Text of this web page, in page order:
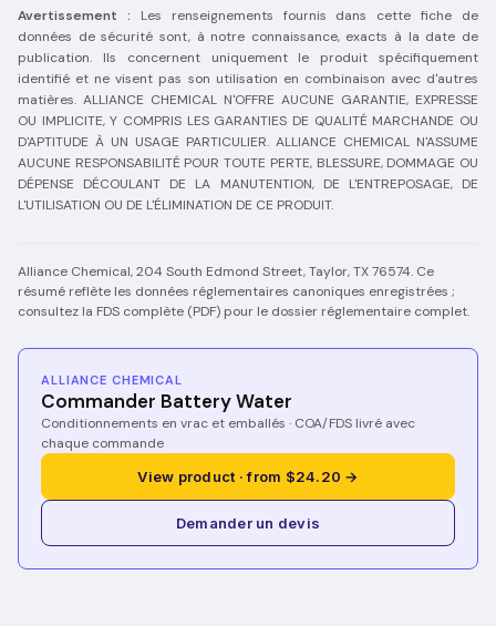
Avertissement :
Les renseignements fournis dans cette fiche de
données de sécurité sont, à notre connaissance, exacts à la date de
publication. Ils concernent uniquement le produit spécifiquement
identifié et ne visent pas son utilisation en combinaison avec d'autres
matières. ALLIANCE CHEMICAL N'OFFRE AUCUNE GARANTIE, EXPRESSE
OU IMPLICITE, Y COMPRIS LES GARANTIES DE QUALITÉ MARCHANDE OU
D'APTITUDE À UN USAGE PARTICULIER. ALLIANCE CHEMICAL N'ASSUME
AUCUNE RESPONSABILITÉ POUR TOUTE PERTE, BLESSURE, DOMMAGE OU
DÉPENSE DÉCOULANT DE LA MANUTENTION, DE L'ENTREPOSAGE, DE
L'UTILISATION OU DE L'ÉLIMINATION DE CE PRODUIT.
Alliance Chemical, 204 South Edmond Street, Taylor, TX 76574. Ce
résumé reflète les données réglementaires canoniques enregistrées ;
consultez la FDS complète (PDF) pour le dossier réglementaire complet.
ALLIANCE CHEMICAL
Commander Battery Water
Conditionnements en vrac et emballés · COA/FDS livré avec
chaque commande
View product · from $24.20 →
Demander un devis